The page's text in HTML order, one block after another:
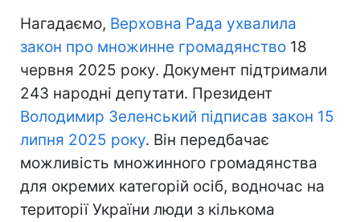
Нагадаємо, Верховна Рада ухвалила
закон про множинне громадянство 18
червня 2025 року. Документ підтримали
243 народні депутати. Президент
Володимир Зеленський підписав закон 15
липня 2025 року. Він передбачає
можливість множинного громадянства
для окремих категорій осіб, водночас на
території України люди з кількома